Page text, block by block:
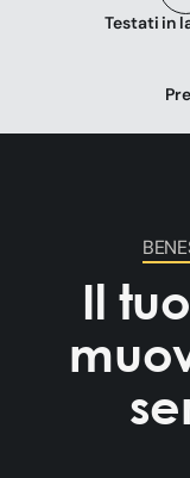
Testati in
Il